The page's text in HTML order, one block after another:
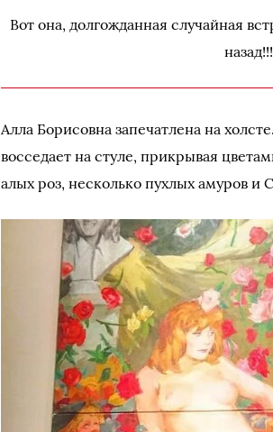
Вот она, долгожданная случайная
Алла Борисовна запечатлена на
восседает на стуле, прикрывая
алых роз, несколько пухлых амуров и